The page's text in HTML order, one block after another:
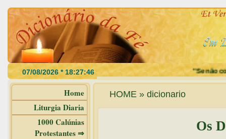
"Se não
Home
Liturgia Diaria
1000 Calúnias
Protestantes ⇒
HOME » dicionario
Os